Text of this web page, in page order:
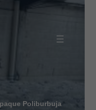
Poliburbuja